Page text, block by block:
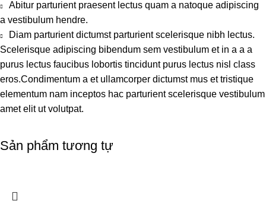
Abitur parturient praesent lectus quam a natoque adipiscing
a vestibulum hendre.
Diam parturient dictumst parturient scelerisque nibh lectus.
Scelerisque adipiscing bibendum sem vestibulum et in a a a
purus lectus faucibus lobortis tincidunt purus lectus nisl class
eros.Condimentum a et ullamcorper dictumst mus et tristique
elementum nam inceptos hac parturient scelerisque vestibulum
amet elit ut volutpat.
Sản phẩm tương tự